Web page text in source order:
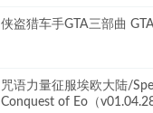
侠盗猎车手GTA三部曲
咒语力量征服埃欧大陆/
Conquest of Eo（